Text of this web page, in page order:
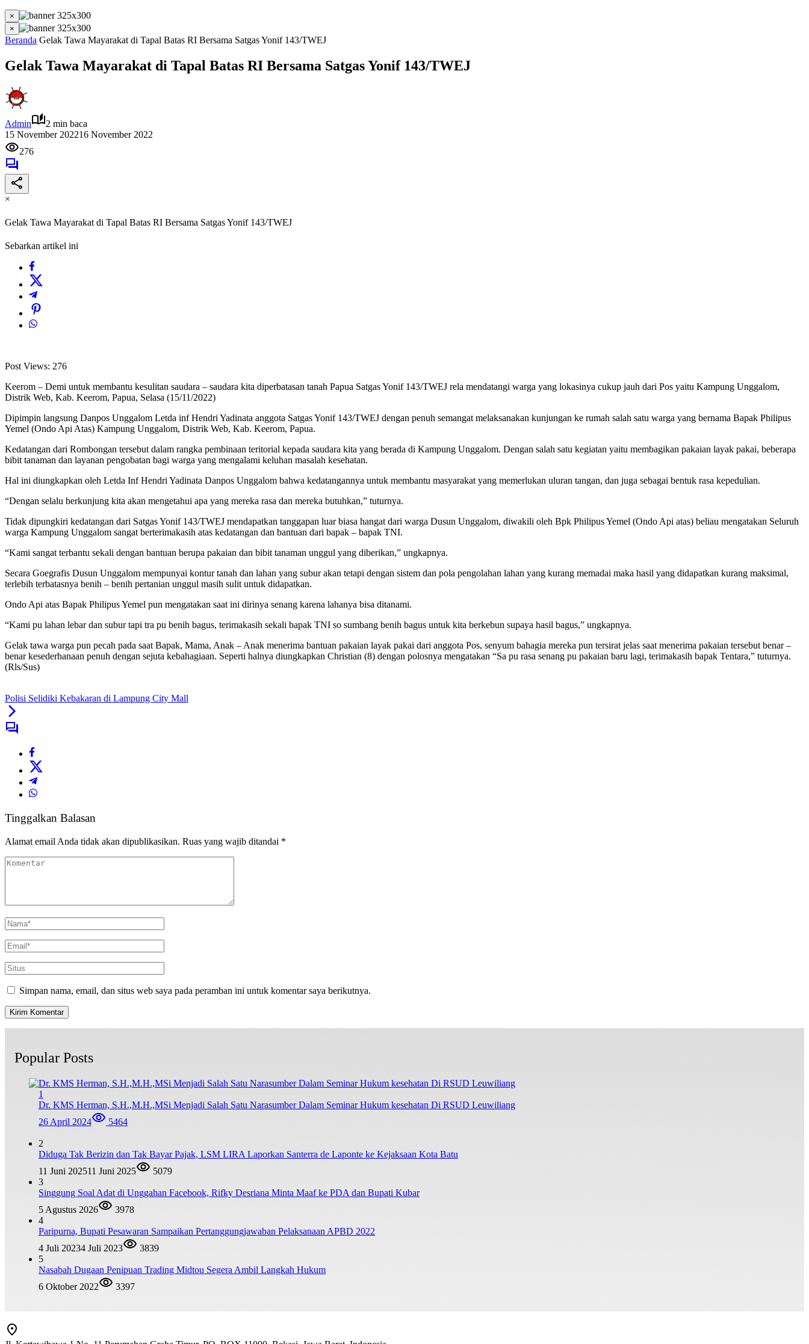
×
×
Beranda Gelak Tawa Mayarakat di Tapal Batas RI Bersama Satgas Yonif 143/TWEJ
Gelak Tawa Mayarakat di Tapal Batas RI Bersama Satgas Yonif 143/TWEJ
Admin
2 min baca
15 November 202216 November 2022
276
×
Gelak Tawa Mayarakat di Tapal Batas RI Bersama Satgas Yonif 143/TWEJ
Sebarkan artikel ini
Post Views: 276
Keerom – Demi untuk membantu kesulitan saudara – saudara kita diperbatasan tanah Papua Satgas Yonif 143/TWEJ rela mendatangi warga yang lokasinya cukup jauh dari Pos yaitu Kampung Unggalom,
Distrik Web, Kab. Keerom, Papua, Selasa (15/11/2022)
Dipimpin langsung Danpos Unggalom Letda inf Hendri Yadinata anggota Satgas Yonif 143/TWEJ dengan penuh semangat melaksanakan kunjungan ke rumah salah satu warga yang bernama Bapak Philipus
Yemel (Ondo Api Atas) Kampung Unggalom, Distrik Web, Kab. Keerom, Papua.
Kedatangan dari Rombongan tersebut dalam rangka pembinaan teritorial kepada saudara kita yang berada di Kampung Unggalom. Dengan salah satu kegiatan yaitu membagikan pakaian layak pakai, beberapa
bibit tanaman dan layanan pengobatan bagi warga yang mengalami keluhan masalah kesehatan.
Hal ini diungkapkan oleh Letda Inf Hendri Yadinata Danpos Unggalom bahwa kedatangannya untuk membantu masyarakat yang memerlukan uluran tangan, dan juga sebagai bentuk rasa kepedulian.
“Dengan selalu berkunjung kita akan mengetahui apa yang mereka rasa dan mereka butuhkan,” tuturnya.
Tidak dipungkiri kedatangan dari Satgas Yonif 143/TWEJ mendapatkan tanggapan luar biasa hangat dari warga Dusun Unggalom, diwakili oleh Bpk Philipus Yemel (Ondo Api atas) beliau mengatakan Seluruh
warga Kampung Unggalom sangat berterimakasih atas kedatangan dan bantuan dari bapak – bapak TNI.
“Kami sangat terbantu sekali dengan bantuan berupa pakaian dan bibit tanaman unggul yang diberikan,” ungkapnya.
Secara Goegrafis Dusun Unggalom mempunyai kontur tanah dan lahan yang subur akan tetapi dengan sistem dan pola pengolahan lahan yang kurang memadai maka hasil yang didapatkan kurang maksimal,
terlebih terbatasnya benih – benih pertanian unggul masih sulit untuk didapatkan.
Ondo Api atas Bapak Philipus Yemel pun mengatakan saat ini dirinya senang karena lahanya bisa ditanami.
“Kami pu lahan lebar dan subur tapi tra pu benih bagus, terimakasih sekali bapak TNI so sumbang benih bagus untuk kita berkebun supaya hasil bagus,” ungkapnya.
Gelak tawa warga pun pecah pada saat Bapak, Mama, Anak – Anak menerima bantuan pakaian layak pakai dari anggota Pos, senyum bahagia mereka pun tersirat jelas saat menerima pakaian tersebut benar –
benar kesederhanaan penuh dengan sejuta kebahagiaan. Seperti halnya diungkapkan Christian (8) dengan polosnya mengatakan “Sa pu rasa senang pu pakaian baru lagi, terimakasih bapak Tentara,” tuturnya.
(Rls/Sus)
Polisi Selidiki Kebakaran di Lampung City Mall
Tinggalkan Balasan
Alamat email Anda tidak akan dipublikasikan. Ruas yang wajib ditandai *
Simpan nama, email, dan situs web saya pada peramban ini untuk komentar saya berikutnya.
Popular Posts
1
Dr. KMS Herman, S.H.,M.H.,MSi Menjadi Salah Satu Narasumber Dalam Seminar Hukum kesehatan Di RSUD Leuwiliang
26 April 2024
5464
2
Diduga Tak Berizin dan Tak Bayar Pajak, LSM LIRA Laporkan Santerra de Laponte ke Kejaksaan Kota Batu
11 Juni 202511 Juni 2025
5079
3
Singgung Soal Adat di Unggahan Facebook, Rifky Desriana Minta Maaf ke PDA dan Bupati Kubar
5 Agustus 2026
3978
4
Paripurna, Bupati Pesawaran Sampaikan Pertanggungjawaban Pelaksanaan APBD 2022
4 Juli 20234 Juli 2023
3839
5
Nasabah Dugaan Penipuan Trading Midtou Segera Ambil Langkah Hukum
6 Oktober 2022
3397